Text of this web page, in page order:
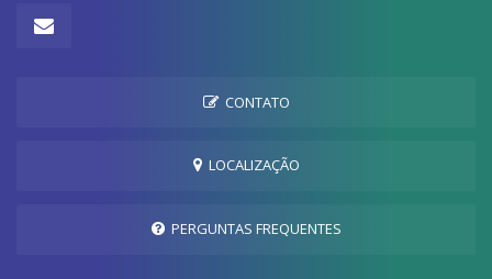
CONTATO
LOCALIZAÇÃO
PERGUNTAS FREQUENTES